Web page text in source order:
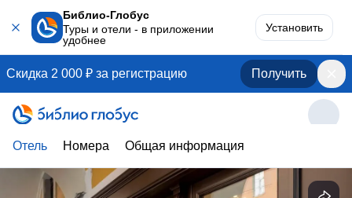
Библио-Глобус
Туры и отели - в приложении
удобнее
Установить
Скидка 2 000 ₽ за регистрацию Получить
Отель Номера Общая информация